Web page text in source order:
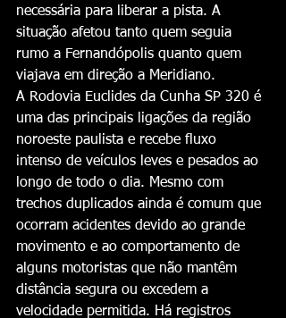
necessária para liberar a pista. A
situação afetou tanto quem seguia
rumo a Fernandópolis quanto quem
viajava em direção a Meridiano.
A Rodovia Euclides da Cunha SP 320 é
uma das principais ligações da região
noroeste paulista e recebe fluxo
intenso de veículos leves e pesados ao
longo de todo o dia. Mesmo com
trechos duplicados ainda é comum que
ocorram acidentes devido ao grande
movimento e ao comportamento de
alguns motoristas que não mantêm
distância segura ou excedem a
velocidade permitida. Há registros